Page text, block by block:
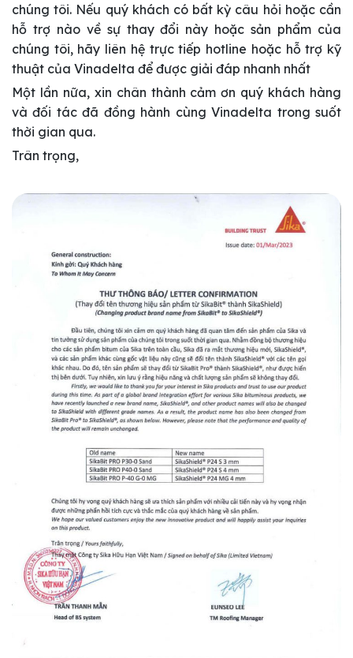
chúng tôi. Nếu quý khách có bất kỳ câu hỏi hoặc cần
hỗ trợ nào về sự thay đổi này hoặc sản phẩm của
chúng tôi, hãy liên hệ trực tiếp hotline hoặc hỗ trợ kỹ
thuật của Vinadelta để được giải đáp nhanh nhất
Một lần nữa, xin chân thành cảm ơn quý khách hàng
và đối tác đã đồng hành cùng Vinadelta trong suốt
thời gian qua.
Trân trọng,